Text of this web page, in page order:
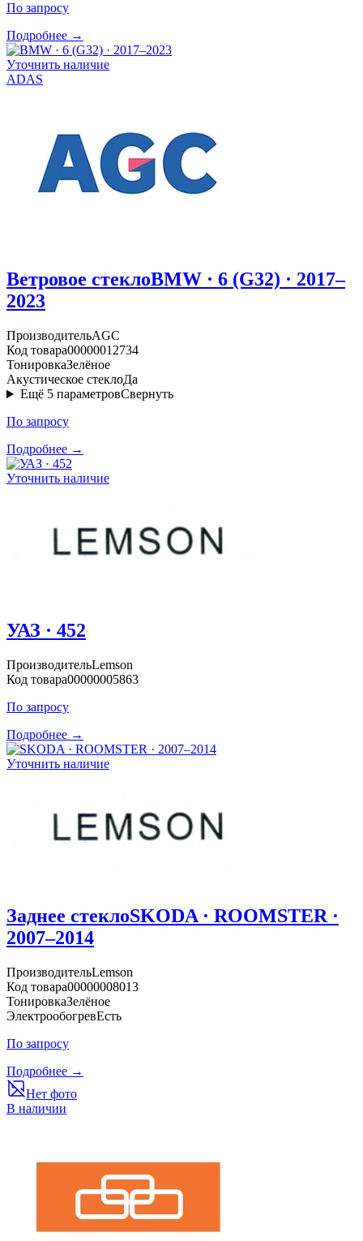
По запросу
Подробнее →
Уточнить наличие
ADAS
Ветровое стеклоBMW · 6 (G32) · 2017–
2023
ПроизводительAGC
Код товара00000012734
ТонировкаЗелёное
Акустическое стеклоДа
Ещё 5 параметровСвернуть
По запросу
Подробнее →
Уточнить наличие
УАЗ · 452
ПроизводительLemson
Код товара00000005863
По запросу
Подробнее →
Уточнить наличие
Заднее стеклоSKODA · ROOMSTER ·
2007–2014
ПроизводительLemson
Код товара00000008013
ТонировкаЗелёное
ЭлектрообогревЕсть
По запросу
Подробнее →
Нет фото
В наличии